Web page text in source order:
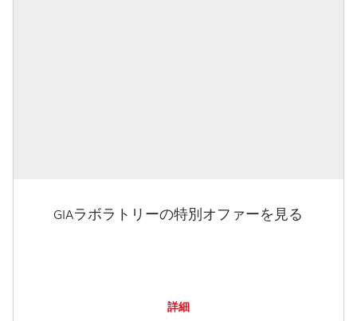
GIAラボラトリーの特別オファーを見る
詳細